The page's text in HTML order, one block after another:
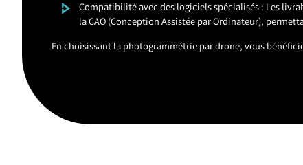
Compatibilité avec des logiciels spécialisés : Les
la CAO (Conception Assistée par Ordinateur),
En choisissant la photogrammétrie par drone, vous